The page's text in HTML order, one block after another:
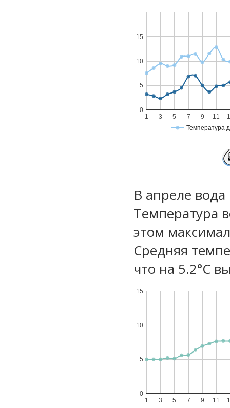
Температура
1 3 5 7 9 11
0
5
10
15
В апреле
Температура
этом
Средняя
что на 5.2°C
1 3 5 7 9 11
0
5
10
15